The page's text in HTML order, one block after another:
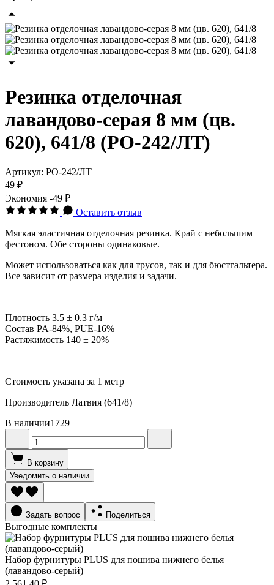
Резинка отделочная
лавандово-серая 8 мм (цв.
620), 641/8 (РО-242/ЛТ)
Артикул: РО-242/ЛТ
49 ₽
Экономия -49 ₽
Оставить отзыв
Мягкая эластичная отделочная резинка. Край с небольшим
фестоном. Обе стороны одинаковые.
Может использоваться как для трусов, так и для бюстгальтера.
Все зависит от размера изделия и задачи.
Плотность 3.5 ± 0.3 г/м
Состав PA-84%, PUE-16%
Растяжимость 140 ± 20%
Стоимость указана за 1 метр
Производитель Латвия (641/8)
В наличии1729
В корзину
Уведомить о наличии
Задать вопрос Поделиться
Выгодные комплекты
Набор фурнитуры PLUS для пошива нижнего белья
(лавандово-серый)